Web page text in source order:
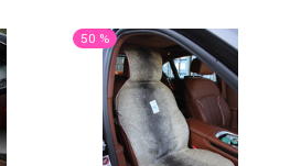
50 %